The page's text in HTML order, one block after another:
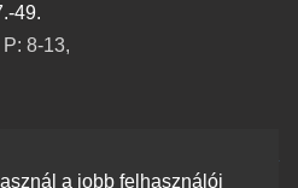
a jobb felhasználói
49.
8-13,